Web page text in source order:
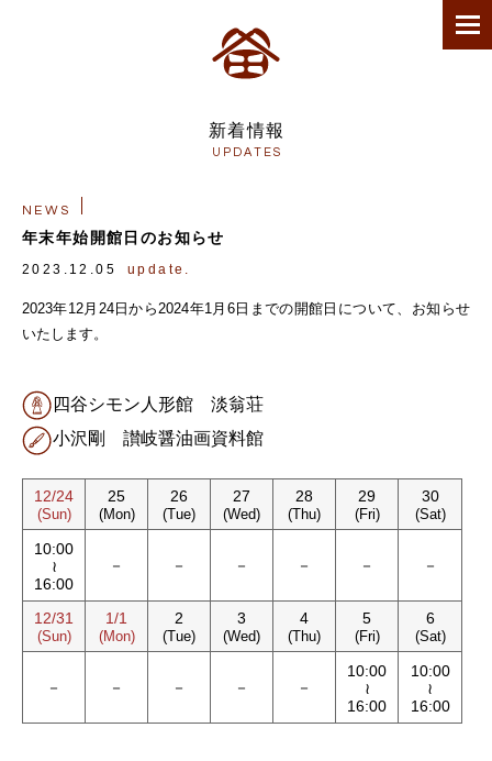
新着情報
UPDATES
NEWS
年末年始開館日のお知らせ
2023.12.05 update.
2023年12月24日から2024年1月6日までの開館日について、お知らせ
いたします。
四谷シモン人形館 淡翁荘
小沢剛 讃岐醤油画資料館
12/24
(Sun)
25
(Mon)
26
(Tue)
27
(Wed)
28
(Thu)
29
(Fri)
30
(Sat)
10:00
≀
16:00
－ － － － － －
12/31
(Sun)
1/1
(Mon)
2
(Tue)
3
(Wed)
4
(Thu)
5
(Fri)
6
(Sat)
－ － － － －
10:00
≀
16:00
10:00
≀
16:00